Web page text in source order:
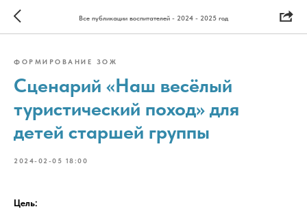
Все публикации воспитателей - 2024 - 2025 год
ФОРМИРОВАНИЕ ЗОЖ
Сценарий «Наш весёлый
туристический поход» для
детей старшей группы
2024-02-05 18:00
Цель: